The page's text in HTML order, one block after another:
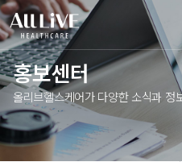
홍보센터
올리브헬스케어가 다양한 소식과 정